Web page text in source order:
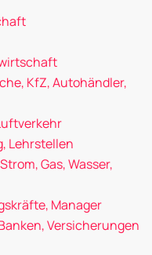
KfZ, Autohändler,
Lehrstellen
Gas, Wasser,
Manager
Versicherungen